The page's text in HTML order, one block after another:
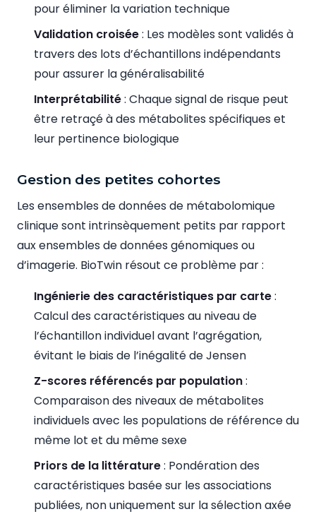
pour éliminer la variation technique
Validation croisée: Les modèles sont validés à
travers des lots d’échantillons indépendants
pour assurer la généralisabilité
Interprétabilité: Chaque signal de risque peut
être retraçé à des métabolites spécifiques et
leur pertinence biologique
Gestion des petites cohortes
Les ensembles de données de métabolomique
clinique sont intrinsèquement petits par rapport
aux ensembles de données génomiques ou
d’imagerie. BioTwin résout ce problème par :
Ingénierie des caractéristiques par carte:
Calcul des caractéristiques au niveau de
l’échantillon individuel avant l’agrégation,
évitant le biais de l’inégalité de Jensen
Z-scores référencés par population:
Comparaison des niveaux de métabolites
individuels avec les populations de référence du
même lot et du même sexe
Priors de la littérature: Pondération des
caractéristiques basée sur les associations
publiées, non uniquement sur la sélection axée